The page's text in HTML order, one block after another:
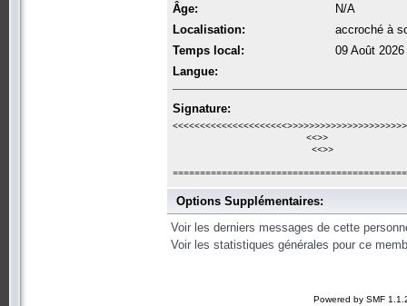
Âge:
N/A
Localisation:
accroché à
Temps local:
09 Août
Langue:
Signature:
<<<<<<<<<<<<<<<<<<<<<
<<>>
<<>>
Options Supplémentaires:
Voir les derniers messages de cette
Voir les statistiques générales pour ce
Powered by SMF